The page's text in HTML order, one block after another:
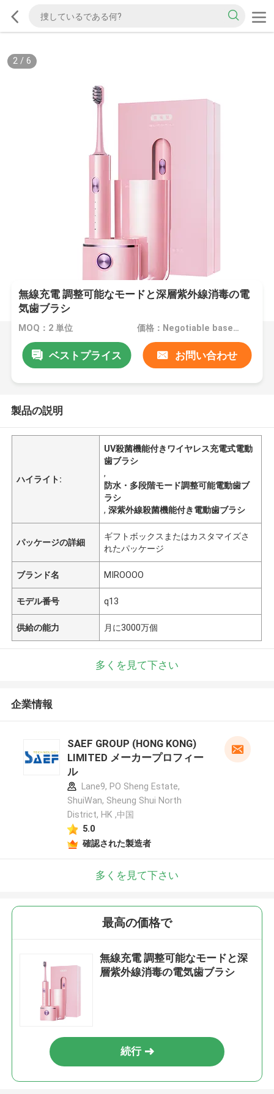
2/ 6
無線充電 調整可能なモードと深層紫外線消毒の電
気歯ブラシ
MOQ：2 単位 価格：Negotiable based on order lot quantity
ベストプライス お問い合わせ
製品の説明
ハイライト:
UV殺菌機能付きワイヤレス充電式電動
歯ブラシ
,
防水・多段階モード調整可能電動歯ブ
ラシ
,深紫外線殺菌機能付き電動歯ブラシ
パッケージの詳細
ギフトボックスまたはカスタマイズさ
れたパッケージ
ブランド名 MIROOOO
モデル番号 q13
供給の能力 月に3000万個
多くを見て下さい
企業情報
SAEF GROUP (HONG KONG)
LIMITED メーカープロフィー
ル
Lane9, PO Sheng Estate,
ShuiWan, Sheung Shui North
District, HK ,中国
5.0
確認された製造者
多くを見て下さい
最高の価格で
無線充電 調整可能なモードと深
層紫外線消毒の電気歯ブラシ
続行